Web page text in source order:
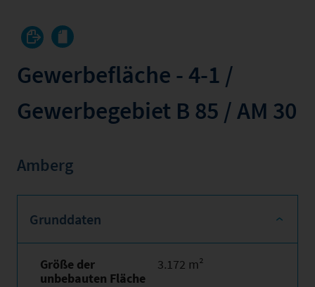
Gewerbefläche - 4-1 /
Gewerbegebiet B 85 / AM 30
Amberg
Grunddaten
Größe der
unbebauten Fläche
3.172 m²